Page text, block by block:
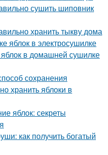
сушить шиповник
хранить тыкву дома
яблок в электросушилке
в домашней сушилке
сохранения
хранить яблоки в
яблок: секреты
как получить богатый